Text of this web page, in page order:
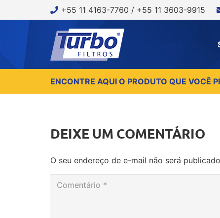
+55 11 4163-7760 / +55 11 3603-9915
ENCONTRE AQUI O PRODUTO QUE VOCÊ
DEIXE UM COMENTÁRIO
O seu endereço de e-mail não será